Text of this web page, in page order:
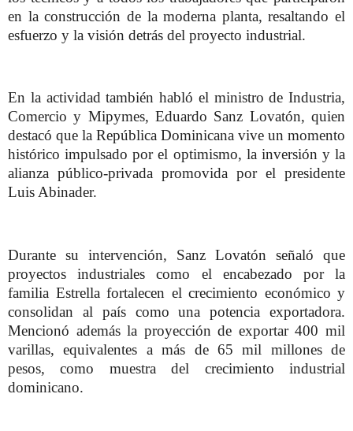
en la construcción de la moderna planta, resaltando el
esfuerzo y la visión detrás del proyecto industrial.
En la actividad también habló el ministro de Industria,
Comercio y Mipymes, Eduardo Sanz Lovatón, quien
destacó que la República Dominicana vive un momento
histórico impulsado por el optimismo, la inversión y la
alianza público-privada promovida por el presidente
Luis Abinader.
Durante su intervención, Sanz Lovatón señaló que
proyectos industriales como el encabezado por la
familia Estrella fortalecen el crecimiento económico y
consolidan al país como una potencia exportadora.
Mencionó además la proyección de exportar 400 mil
varillas, equivalentes a más de 65 mil millones de
pesos, como muestra del crecimiento industrial
dominicano.